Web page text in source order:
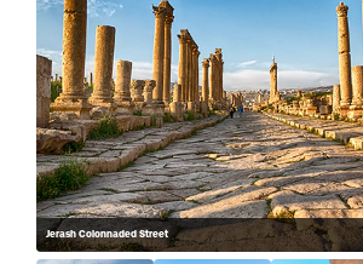
Jerash Colonnaded Street